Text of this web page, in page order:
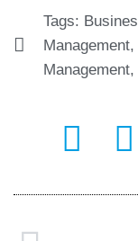
Tags:
Management,
Management,